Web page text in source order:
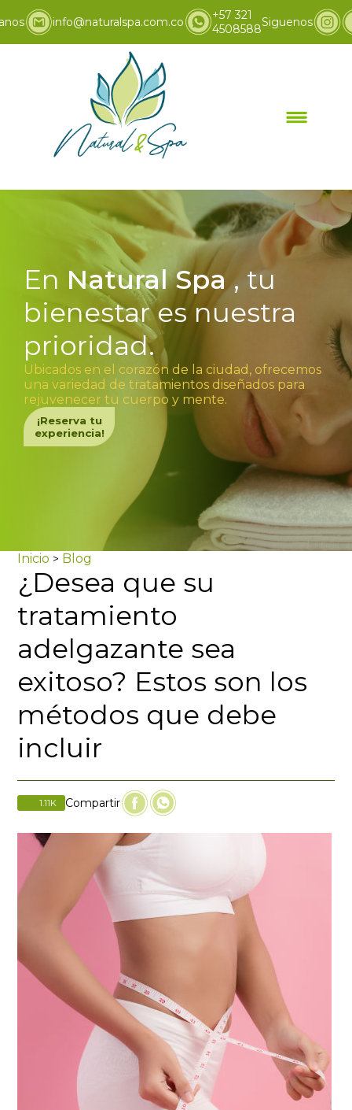
info@naturalspa.com.co
+57 321
4508588Siguenos
En Natural Spa, tu
bienestar es nuestra
prioridad.
Ubicados en el corazón de la ciudad, ofrecemos
una variedad de tratamientos diseñados para
rejuvenecer tu cuerpo y mente.
¡Reserva tu
experiencia!
Inicio > Blog
¿Desea que su
tratamiento
adelgazante sea
exitoso? Estos son los
métodos que debe
incluir
1.11K Compartir